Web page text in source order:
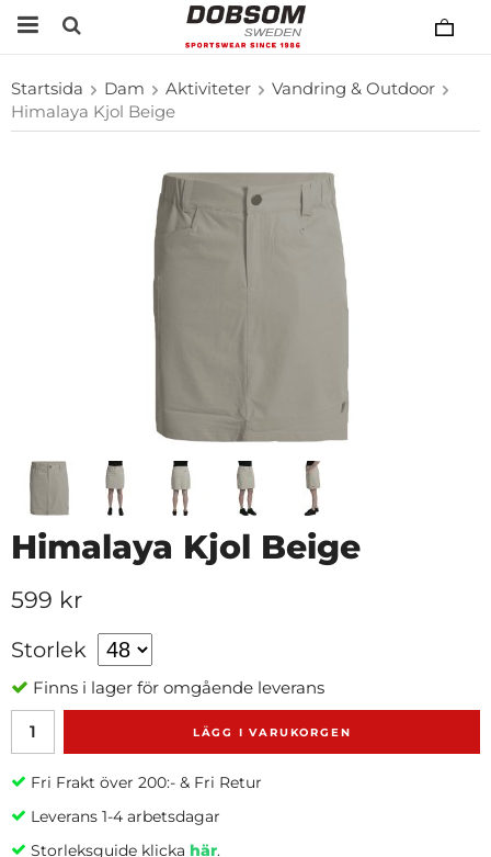
Startsida Dam Aktiviteter
Vandring & Outdoor
Himalaya Kjol Beige
Himalaya Kjol Beige
599 kr
Storlek
Finns i lager för omgående leverans
LÄGG I VARUKORGEN
Fri Frakt över 200:- & Fri Retur
Leverans 1-4 arbetsdagar
Storleksguide klicka här.